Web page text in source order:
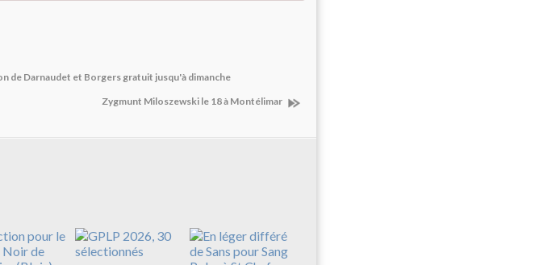
de Darnaudet et Borgers gratuit jusqu'à dimanche
​ Zygmunt Miloszewski le 18 à Montélimar